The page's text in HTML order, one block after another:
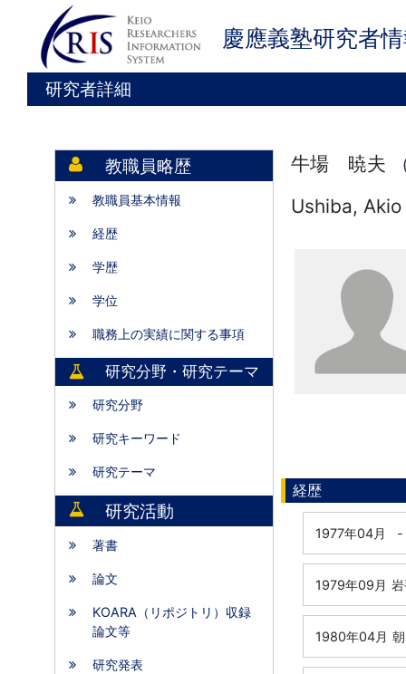
慶應義塾研究者
研究者詳細
教職員略歴
教職員基本情報
経歴
学歴
学位
職務上の実績に関する事項
研究分野・研究テーマ
研究分野
研究キーワード
研究テーマ
研究活動
著書
論文
KOARA（リポジトリ）収録
論文等
研究発表
牛場 暁夫
Ushiba, Akio
経歴
1977年04月 -
1979年09月
1980年04月